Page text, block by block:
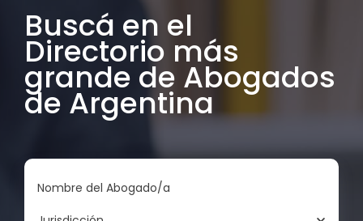
Buscá en el
Directorio más
grande de Abogados
de Argentina
Nombre del Abogado/a